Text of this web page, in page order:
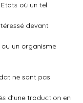
où un tel
devant
un organisme
ne sont pas
d'une traduction en